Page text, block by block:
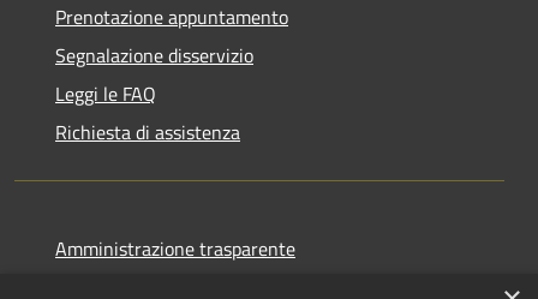
Prenotazione appuntamento
Segnalazione disservizio
Leggi le FAQ
Richiesta di assistenza
Amministrazione trasparente